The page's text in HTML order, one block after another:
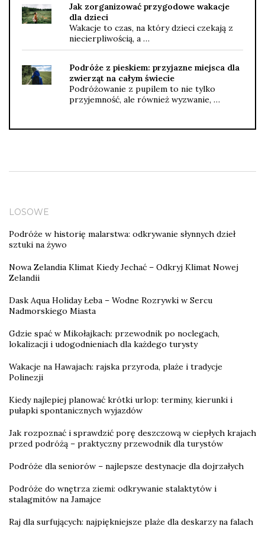
Jak zorganizować przygodowe wakacje
dla dzieci
Wakacje to czas, na który dzieci czekają z
niecierpliwością, a …
Podróże z pieskiem: przyjazne miejsca dla
zwierząt na całym świecie
Podróżowanie z pupilem to nie tylko
przyjemność, ale również wyzwanie, …
LOSOWE
Podróże w historię malarstwa: odkrywanie słynnych dzieł
sztuki na żywo
Nowa Zelandia Klimat Kiedy Jechać – Odkryj Klimat Nowej
Zelandii
Dask Aqua Holiday Łeba – Wodne Rozrywki w Sercu
Nadmorskiego Miasta
Gdzie spać w Mikołajkach: przewodnik po noclegach,
lokalizacji i udogodnieniach dla każdego turysty
Wakacje na Hawajach: rajska przyroda, plaże i tradycje
Polinezji
Kiedy najlepiej planować krótki urlop: terminy, kierunki i
pułapki spontanicznych wyjazdów
Jak rozpoznać i sprawdzić porę deszczową w ciepłych krajach
przed podróżą – praktyczny przewodnik dla turystów
Podróże dla seniorów – najlepsze destynacje dla dojrzałych
Podróże do wnętrza ziemi: odkrywanie stalaktytów i
stalagmitów na Jamajce
Raj dla surfujących: najpiękniejsze plaże dla deskarzy na falach